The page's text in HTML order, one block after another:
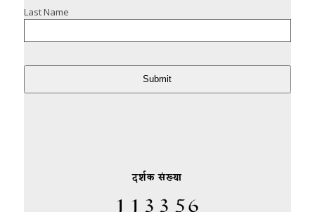
Last Name
Submit
दर्शक संख्या